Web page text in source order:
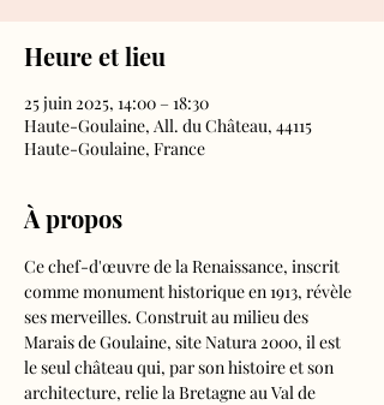
Heure et lieu
25 juin 2025, 14:00 – 18:30
Haute-Goulaine, All. du Château, 44115
Haute-Goulaine, France
À propos
Ce chef-d'œuvre de la Renaissance, inscrit
comme monument historique en 1913, révèle
ses merveilles. Construit au milieu des
Marais de Goulaine, site Natura 2000, il est
le seul château qui, par son histoire et son
architecture, relie la Bretagne au Val de